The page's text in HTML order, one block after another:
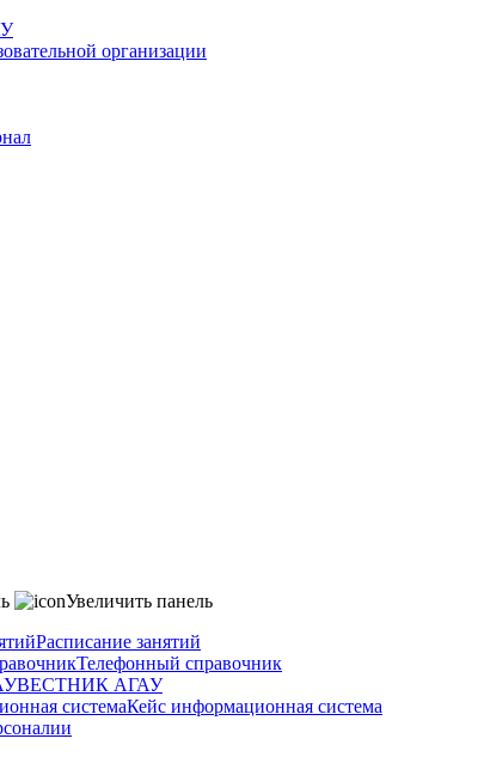
организации
Увеличить панель
Расписание занятий
Телефонный справочник
ВЕСТНИК АГАУ
Кейс информационная система